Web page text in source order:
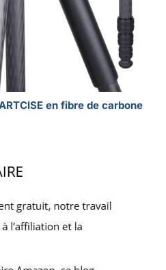
en fibre de carbone